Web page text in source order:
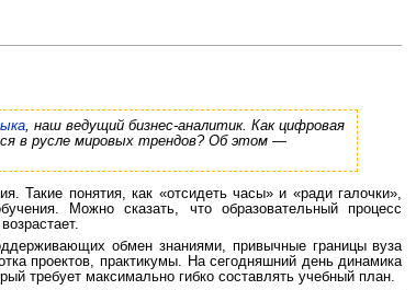
, наш ведущий бизнес-аналитик. Как цифровая
в русле мировых трендов? Об этом —
Такие понятия, как «отсидеть часы» и «ради галочки»,
Можно сказать, что образовательный процесс
обмен знаниями, привычные границы вуза
проектов, практикумы. На сегодняшний день динамика
требует максимально гибко составлять учебный план.